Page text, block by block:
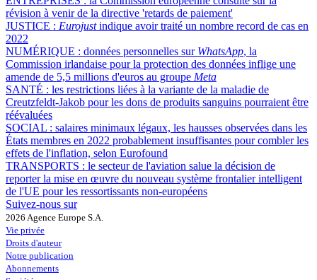
révision à venir de la directive 'retards de paiement'
JUSTICE : Eurojustindique avoir traité un nombre record de cas en
2022
NUMÉRIQUE : données personnelles sur WhatsApp, la
Commission irlandaise pour la protection des données inflige une
amende de 5,5 millions d'euros au groupe Meta
SANTÉ : les restrictions liées à la variante de la maladie de
Creutzfeldt-Jakob pour les dons de produits sanguins pourraient être
réévaluées
SOCIAL : salaires minimaux légaux, les hausses observées dans les
États membres en 2022 probablement insuffisantes pour combler les
effets de l'inflation, selon Eurofound
TRANSPORTS : le secteur de l'aviation salue la décision de
reporter la mise en œuvre du nouveau système frontalier intelligent
de l'UE pour les ressortissants non-européens
Suivez-nous sur
2026 Agence Europe S.A.
Vie privée
Droits d'auteur
Notre publication
Abonnements